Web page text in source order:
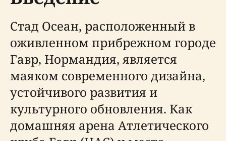
Стад Осеан, расположенный в
оживленном прибрежном городе
Гавр, Нормандия, является
маяком современного дизайна,
устойчивого развития и
культурного обновления. Как
домашняя арена Атлетического